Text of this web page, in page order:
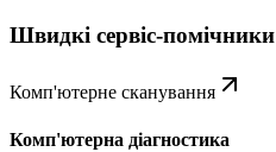
Швидкі сервіс-помічники
Комп'ютерне сканування
Комп'ютерна діагностика